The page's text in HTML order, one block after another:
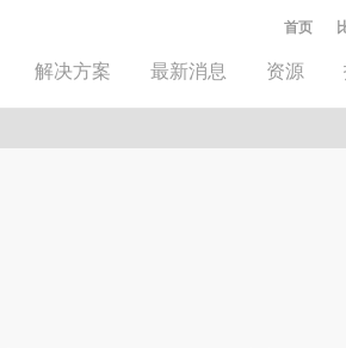
首页
解决方案 最新消息 资源